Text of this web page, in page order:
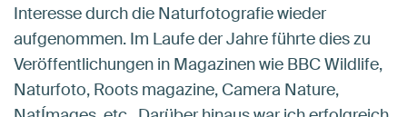
Interesse durch die Naturfotografie wieder
aufgenommen. Im Laufe der Jahre führte dies zu
Veröffentlichungen in Magazinen wie BBC Wildlife,
Naturfoto, Roots magazine, Camera Nature,